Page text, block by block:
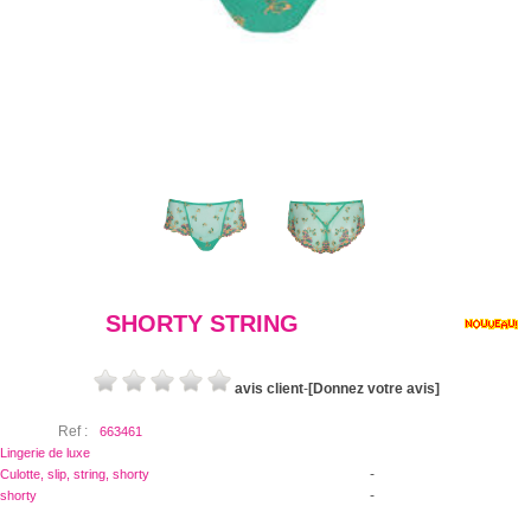
SHORTY STRING
avis client-[Donnez votre avis]
Ref :
663461
Lingerie de luxe
-
Culotte, slip, string, shorty
-
shorty